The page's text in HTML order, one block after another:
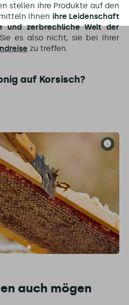
stellen ihre Produkte auf den
Ihnen ihre Leidenschaft
und zerbrechliche Welt der
Sie es also nicht, sie bei Ihrer
zu treffen.
auf Korsisch?
auch mögen